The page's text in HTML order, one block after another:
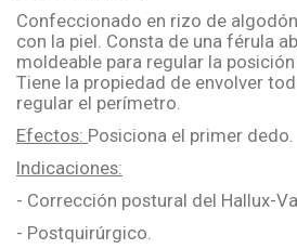
Confeccionado en rizo de
con la piel. Consta de una férula
moldeable para regular la
Tiene la propiedad de envolver
regular el perímetro.
Efectos: Posiciona el primer dedo.
Indicaciones:
- Corrección postural del Hallux-
- Postquirúrgico.